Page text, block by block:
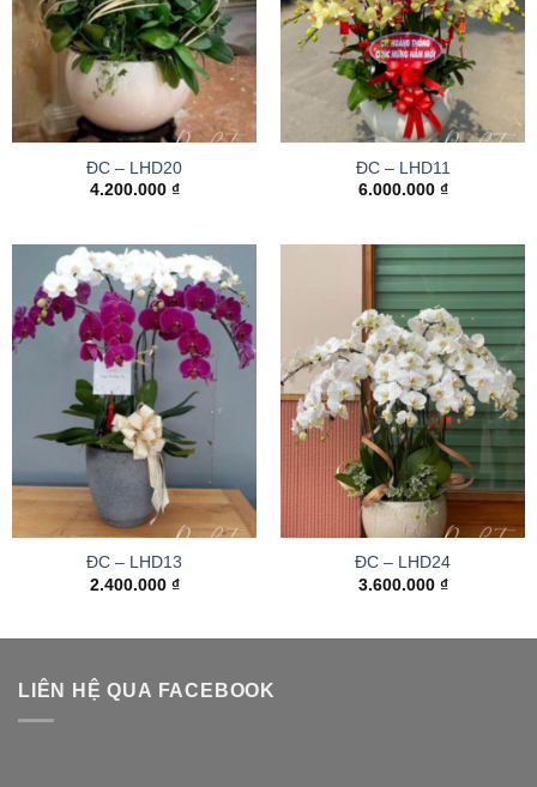
ĐC – LHD20
4.200.000 ₫
ĐC – LHD11
6.000.000 ₫
ĐC – LHD13
2.400.000 ₫
ĐC – LHD24
3.600.000 ₫
LIÊN HỆ QUA FACEBOOK